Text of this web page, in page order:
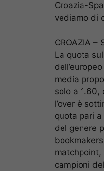
Croazia-
vediamo di
CROAZIA –
La quota
media
solo a 1.60,
l’over è
quota pari
del genere
matchpoint,
campioni